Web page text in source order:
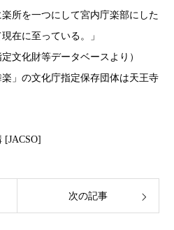
所を一つにして宮内庁楽部にした
在に至っている。」
文化財等データベースより）
」の文化庁指定保存団体は天王寺
[JACSO]
次の記事